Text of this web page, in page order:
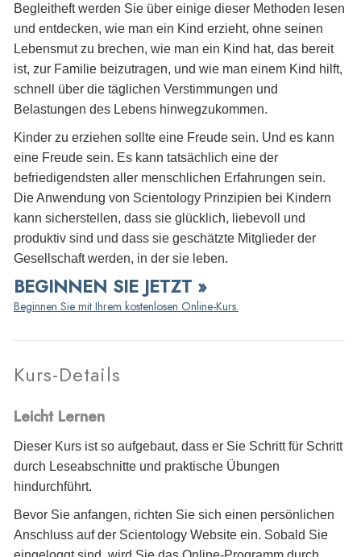
Begleitheft werden Sie über einige dieser Methoden lesen
und entdecken, wie man ein Kind erzieht, ohne seinen
Lebensmut zu brechen, wie man ein Kind hat, das bereit
ist, zur Familie beizutragen, und wie man einem Kind hilft,
schnell über die täglichen Verstimmungen und
Belastungen des Lebens hinwegzukommen.
Kinder zu erziehen sollte eine Freude sein. Und es kann
eine Freude sein. Es kann tatsächlich eine der
befriedigendsten aller menschlichen Erfahrungen sein.
Die Anwendung von Scientology Prinzipien bei Kindern
kann sicherstellen, dass sie glücklich, liebevoll und
produktiv sind und dass sie geschätzte Mitglieder der
Gesellschaft werden, in der sie leben.
BEGINNEN SIE JETZT »
Beginnen Sie mit Ihrem kostenlosen Online-Kurs.
Kurs-Details
Leicht Lernen
Dieser Kurs ist so aufgebaut, dass er Sie Schritt für Schritt
durch Leseabschnitte und praktische Übungen
hindurchführt.
Bevor Sie anfangen, richten Sie sich einen persönlichen
Anschluss auf der Scientology Website ein. Sobald Sie